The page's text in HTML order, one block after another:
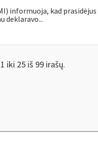
informuoja, kad
deklaravo...
iki 25 iš 99 irašų.